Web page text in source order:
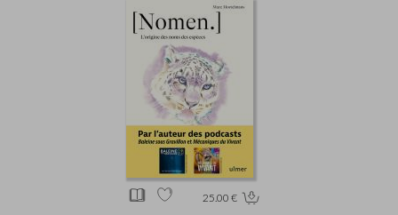
25.00 €